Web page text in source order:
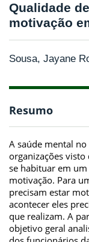
Qualidade
motivação
Sousa, Jayane
Resumo
A saúde mental
organizações
se habituar em
motivação. Para
precisam estar
acontecer eles
que realizam. A
objetivo geral